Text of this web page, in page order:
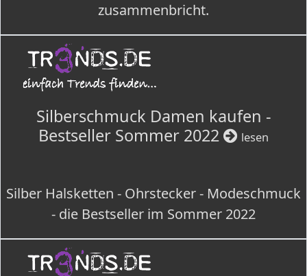
zusammenbricht.
Silberschmuck Damen kaufen -
Bestseller Sommer 2022
lesen
Silber Halsketten - Ohrstecker - Modeschmuck
- die Bestseller im Sommer 2022